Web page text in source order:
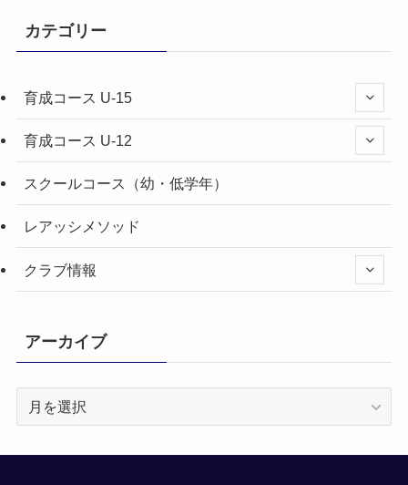
カテゴリー
育成コース U-15
育成コース U-12
スクールコース（幼・低学年）
レアッシメソッド
クラブ情報
アーカイブ